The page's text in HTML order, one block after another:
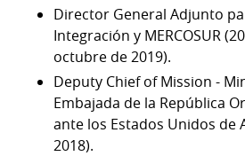
Director General Adjunto
Integración y MERCOSUR
octubre de 2019).
Deputy Chief of Mission -
Embajada de la República
ante los Estados Unidos de
2018).